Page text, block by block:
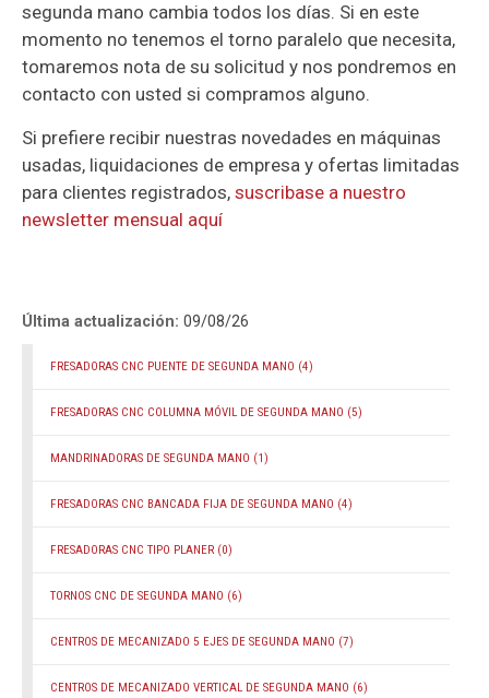
segunda mano cambia todos los días. Si en este
momento no tenemos el torno paralelo que necesita,
tomaremos nota de su solicitud y nos pondremos en
contacto con usted si compramos alguno.
Si prefiere recibir nuestras novedades en máquinas
usadas, liquidaciones de empresa y ofertas limitadas
para clientes registrados, suscribase a nuestro
newsletter mensual aquí
Última actualización: 09/08/26
FRESADORAS CNC PUENTE DE SEGUNDA MANO (4)
FRESADORAS CNC COLUMNA MÓVIL DE SEGUNDA MANO (5)
MANDRINADORAS DE SEGUNDA MANO (1)
FRESADORAS CNC BANCADA FIJA DE SEGUNDA MANO (4)
FRESADORAS CNC TIPO PLANER (0)
TORNOS CNC DE SEGUNDA MANO (6)
CENTROS DE MECANIZADO 5 EJES DE SEGUNDA MANO (7)
CENTROS DE MECANIZADO VERTICAL DE SEGUNDA MANO (6)